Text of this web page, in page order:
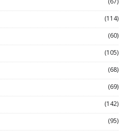
(114)
(60)
(105)
(68)
(69)
(142)
(95)